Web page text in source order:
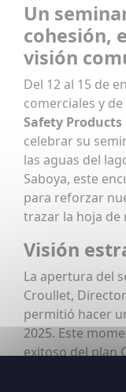
Un
cohesión,
visión
Del 12 al 15 de
comerciales y
Safety Products
celebrar su
las aguas del
Saboya, este
para reforzar
trazar la hoja de
Visión
La apertura del
Croullet,
permitió hacer
2025. Este
exitoso del plan